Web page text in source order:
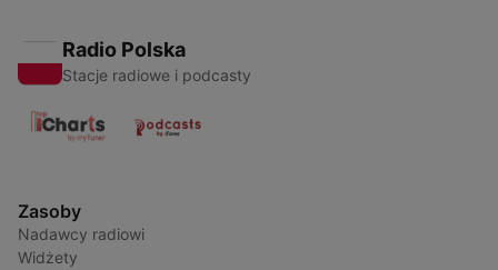
Radio Polska
Stacje radiowe i podcasty
Zasoby
Nadawcy radiowi
Widżety